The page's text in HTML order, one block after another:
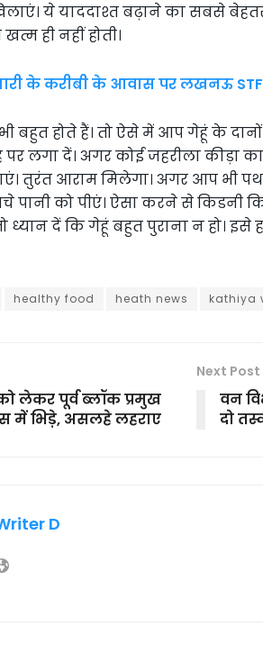
ये याददाश्त बढ़ाने का सबसे
ही नहीं होती।
के करीबी के आवास पर लखनऊ STF
बहुत होते हैं। तो ऐसे में आप गेहूं के
पर लगा दें। अगर कोई जहरीला कीड़ा
तुरंत आराम मिलेगा। अगर आप भी
को पीएं। ऐसा करने से किडनी
दें कि गेहूं बहुत पुराना न हो। इसे
healthy food heath news kathiya
लेकर पूर्व ब्लॉक प्रमुख
में भिड़े, असलहे लहराए
Next Post
वन
दो
D